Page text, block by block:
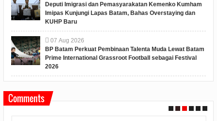
Deputi Imigrasi dan Pemasyarakatan Kemenko Kumham
Imipas Kunjungi Lapas Batam, Bahas Overstaying dan
KUHP Baru
07 Aug 2026
BP Batam Perkuat Pembinaan Talenta Muda Lewat Batam
Prime International Grassroot Football sebagai Festival
2026
Comments